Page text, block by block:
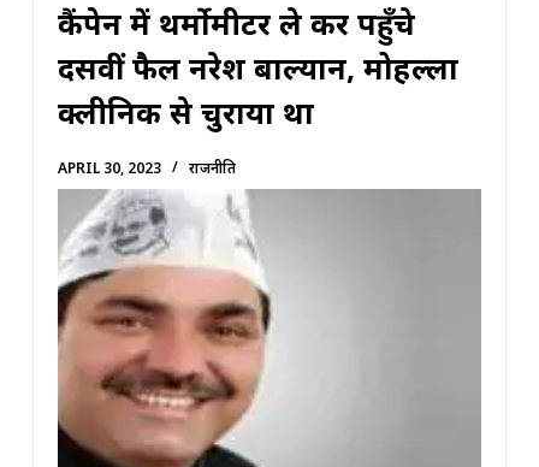
कैंपेन में थर्मोमीटर ले कर पहुँचे
दसवीं फैल नरेश बाल्यान, मोहल्ला
क्लीनिक से चुराया था
APRIL 30, 2023 राजनीति